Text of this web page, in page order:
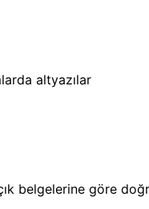
altyazılar
belgelerine göre